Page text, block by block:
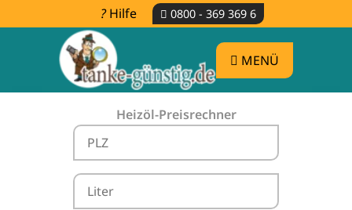
Hilfe 0800 - 369 369 6
MENÜ
Heizöl-Preisrechner
Heizölpreise Frechen -
vergleichen & günstig tanken